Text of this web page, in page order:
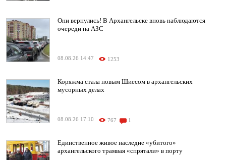
Они вернулись! В Архангельске вновь наблюдаются
очереди на АЗС
08.08.26 14:47 1253
Коряжма стала новым Шиесом в архангельских
мусорных делах
08.08.26 17:10 767 1
Единственное живое наследие «убитого»
архангельского трамвая «спрятали» в порту